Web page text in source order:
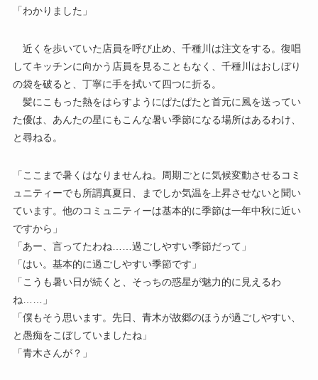
「わかりました」
近くを歩いていた店員を呼び止め、千種川は注文をする。復唱
してキッチンに向かう店員を見ることもなく、千種川はおしぼり
の袋を破ると、丁寧に手を拭いて四つに折る。
髪にこもった熱をはらすようにぱたぱたと首元に風を送ってい
た優は、あんたの星にもこんな暑い季節になる場所はあるわけ、
と尋ねる。
「ここまで暑くはなりませんね。周期ごとに気候変動させるコミ
ュニティーでも所謂真夏日、までしか気温を上昇させないと聞い
ています。他のコミュニティーは基本的に季節は一年中秋に近い
ですから」
「あー、言ってたわね……過ごしやすい季節だって」
「はい。基本的に過ごしやすい季節です」
「こうも暑い日が続くと、そっちの惑星が魅力的に見えるわ
ね……」
「僕もそう思います。先日、青木が故郷のほうが過ごしやすい、
と愚痴をこぼしていましたね」
「青木さんが？」